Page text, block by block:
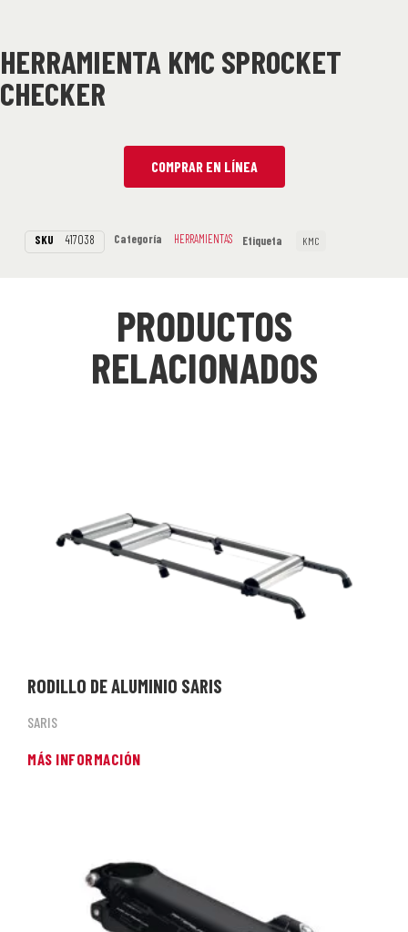
HERRAMIENTA KMC SPROCKET
CHECKER
COMPRAR EN LÍNEA
SKU 417038 Categoría HERRAMIENTAS Etiqueta KMC
PRODUCTOS
RELACIONADOS
RODILLO DE ALUMINIO SARIS
SARIS
MÁS INFORMACIÓN